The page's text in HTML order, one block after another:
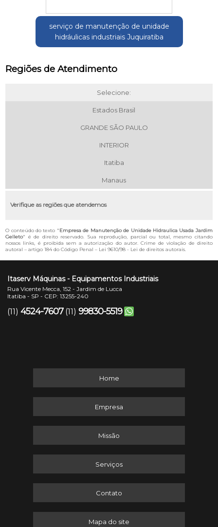
serviço de manutenção de unidade
hidráulicas industriais Juquiratiba
Regiões de Atendimento
Selecione:
Estados Brasil
GRANDE SÃO PAULO
INTERIOR
Itatiba
Manaus
Verifique as regiões que atendemos
O conteúdo do texto "Empresa de Manutenção de Unidade Hidraulica Usada Jardim
Gelleto" é de direito reservado. Sua reprodução, parcial ou total, mesmo citando
nossos links, é proibida sem a autorização do autor. Crime de violação de direito
autoral – artigo 184 do Código Penal – Lei 9610/98 - Lei de direitos autorais.
Itaserv Máquinas - Equipamentos Industriais
Rua Vicente Mecca, 152 - Jardim de Lucca
Itatiba - SP - CEP: 13255-240
(11) 4524-7607 (11) 99830-5519
Home
Empresa
Missão
Serviços
Contato
Mapa do site